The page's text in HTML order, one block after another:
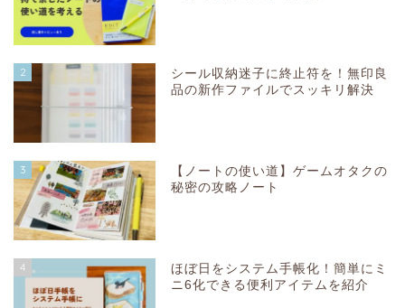
2
シール収納迷子に終止符を！無印良
品の新作ファイルでスッキリ解決
3
【ノートの使い道】ゲームオタクの
秘密の攻略ノート
4
ほぼ日をシステム手帳化！簡単にミ
ニ6化できる便利アイテムを紹介